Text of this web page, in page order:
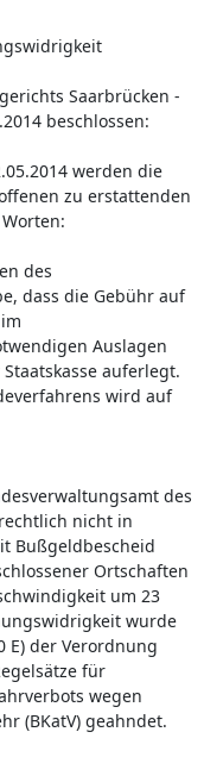
Saarbrücken -
beschlossen:
werden die
zu erstattenden
des
dass die Gebühr auf
Auslagen
auferlegt.
wird auf
des
nicht in
Bußgeldbescheid
Ortschaften
um 23
wurde
E) der Verordnung
für
wegen
(BKatV) geahndet.